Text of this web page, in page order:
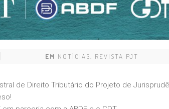
EM NOTÍCIAS REVISTA PJT
de Direito Tributário do Projeto de